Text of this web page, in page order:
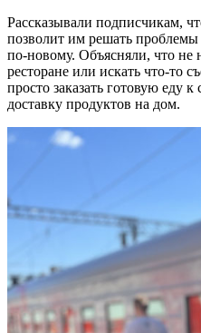
Рассказывали подписчикам,
позволит им решать
по-новому. Объясняли, что не
ресторане или искать что-то
просто заказать готовую еду
доставку продуктов на дом.